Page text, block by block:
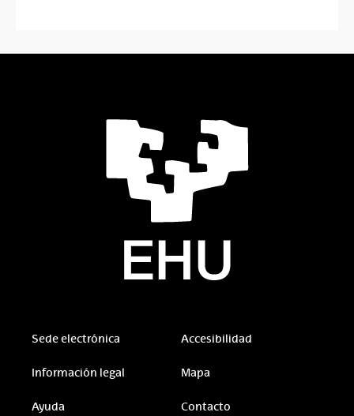
Sede electrónica Accesibilidad
Información legal Mapa
Ayuda Contacto